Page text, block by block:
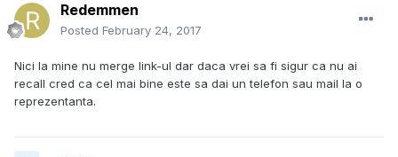
Redemmen
Posted February 24, 2017
Nici la mine nu merge link-ul dar daca vrei sa fi sigur ca nu ai
recall cred ca cel mai bine este sa dai un telefon sau mail la o
reprezentanta.